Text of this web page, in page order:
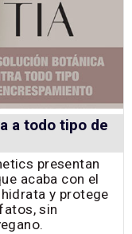
a todo tipo de
presentan
acaba con el
y protege
sin